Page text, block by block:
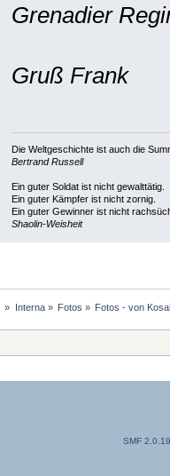
Grenadier
Gruß Frank
Die Weltgeschichte ist auch die
Bertrand Russell
Ein guter Soldat ist nicht gewalttätig.
Ein guter Kämpfer ist nicht zornig.
Ein guter Gewinner ist nicht
Shaolin-Weisheit
» Interna» Fotos » Fotos - von
SMF 2.0.19